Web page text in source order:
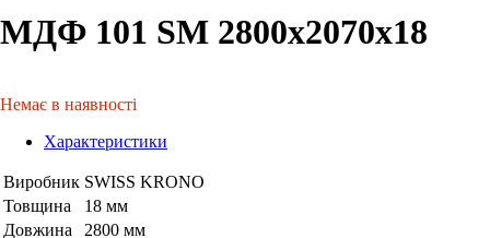
МДФ 101 SМ 2800х2070х18
Немає в наявності
Характеристики
Виробник SWISS KRONO
Товщина
18 мм
Довжина
2800 мм